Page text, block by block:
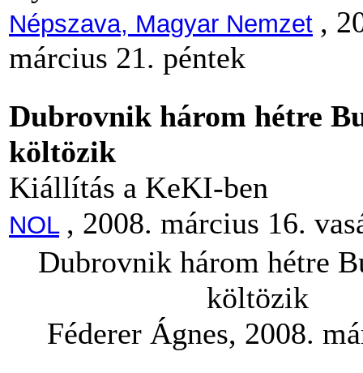
Népszava, Magyar Nemzet ,
március 21. péntek
Dubrovnik három hétre
költözik
Kiállítás a KeKI-ben
NOL , 2008. március 16.
Dubrovnik három hétre
költözik
Féderer Ágnes, 2008.